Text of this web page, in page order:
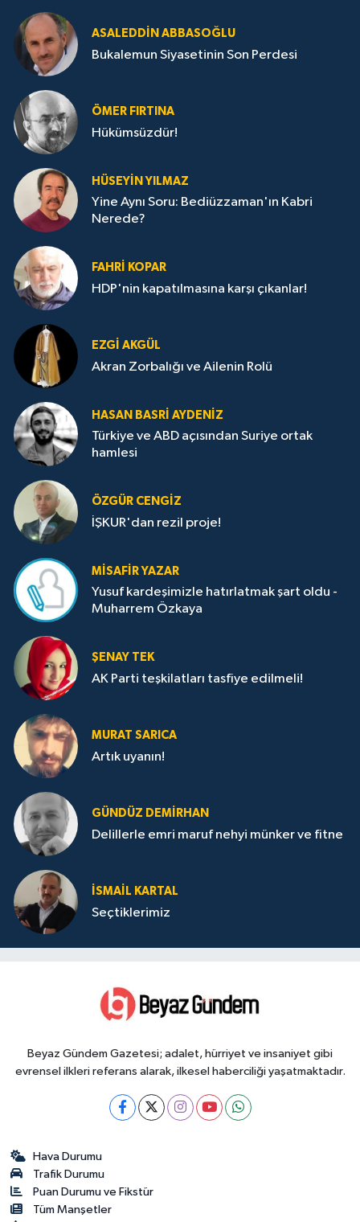
ASALEDDIN ABBASOĞLU
Bukalemun Siyasetinin Son Perdesi
ÖMER FIRTINA
Hükümsüzdür!
HÜSEYIN YILMAZ
Yine Aynı Soru: Bediüzzaman'ın Kabri
Nerede?
FAHRI KOPAR
HDP'nin kapatılmasına karşı çıkanlar!
EZGI AKGÜL
Akran Zorbalığı ve Ailenin Rolü
HASAN BASRI AYDENIZ
Türkiye ve ABD açısından Suriye ortak
hamlesi
ÖZGÜR CENGIZ
İŞKUR'dan rezil proje!
MISAFIR YAZAR
Yusuf kardeşimizle hatırlatmak şart oldu -
Muharrem Özkaya
ŞENAY TEK
AK Parti teşkilatları tasfiye edilmeli!
MURAT SARICA
Artık uyanın!
GÜNDÜZ DEMIRHAN
Delillerle emri maruf nehyi münker ve fitne
İSMAIL KARTAL
Seçtiklerimiz
Beyaz Gündem Gazetesi; adalet, hürriyet ve insaniyet gibi
evrensel ilkleri referans alarak, ilkesel haberciliği yaşatmaktadır.
Hava Durumu
Trafik Durumu
Puan Durumu ve Fikstür
Tüm Manşetler